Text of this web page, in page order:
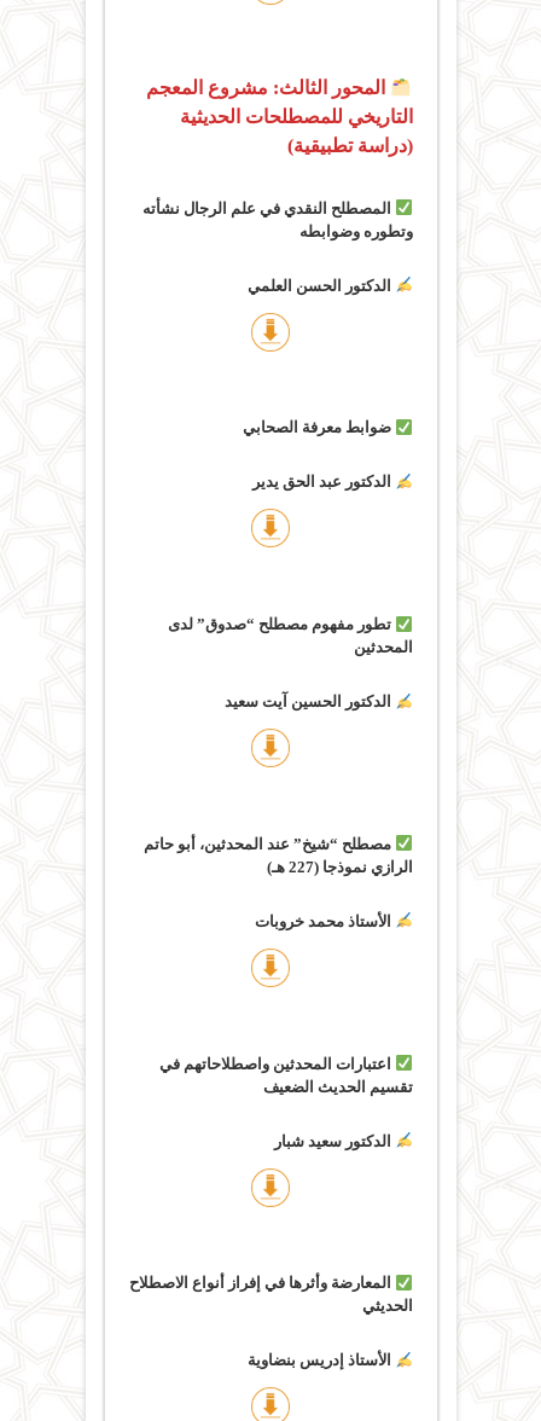
المحور الثالث: مشروع المعجم
التاريخي للمصطلحات الحديثية
(دراسة تطبيقية)
المصطلح النقدي في علم الرجال نشأته
وتطوره وضوابطه
الدكتور الحسن العلمي
ضوابط معرفة الصحابي
الدكتور عبد الحق يدير
تطور مفهوم مصطلح “صدوق” لدى
المحدثين
الدكتور الحسين آيت سعيد
مصطلح “شيخ” عند المحدثين، أبو حاتم
الرازي نموذجا (227 هـ)
الأستاذ محمد خروبات
اعتبارات المحدثين واصطلاحاتهم في
تقسيم الحديث الضعيف
الدكتور سعيد شبار
المعارضة وأثرها في إفراز أنواع الاصطلاح
الحديثي
الأستاذ إدريس بنضاوية